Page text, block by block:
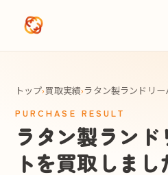
トップ›買取実績›ラタン製ランドリ
PURCHASE RESULT
ラタン製ランド
トを買取しまし